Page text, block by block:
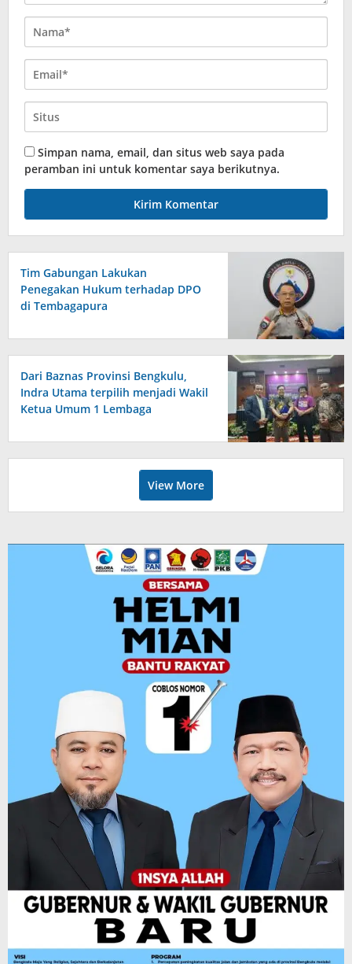
Simpan nama, email, dan situs web saya pada
peramban ini untuk komentar saya berikutnya.
Tim Gabungan Lakukan
Penegakan Hukum terhadap DPO
di Tembagapura
Dari Baznas Provinsi Bengkulu,
Indra Utama terpilih menjadi Wakil
Ketua Umum 1 Lembaga
View More